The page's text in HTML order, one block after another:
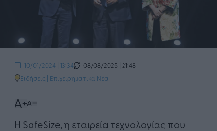
10/01/2024 | 13:34
08/08/2025 | 21:48
Ειδήσεις | Επιχειρηματικά Νέα
Η SafeSize, η εταιρεία τεχνολογίας που